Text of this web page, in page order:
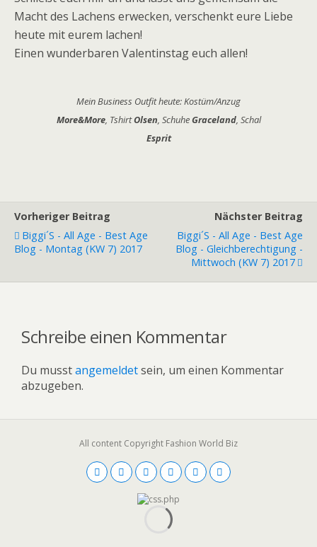
Macht des Lachens erwecken, verschenkt eure Liebe
heute mit eurem lachen!
Einen wunderbaren Valentinstag euch allen!
Mein Business Outfit heute: Kostüm/Anzug
More&More, TshirtOlsen, SchuheGraceland, Schal
Esprit
Vorheriger Beitrag
Biggi´s - All Age - Best Age
Blog - Montag (KW 7) 2017
Nächster Beitrag
Biggi´s - All Age - Best Age
Blog - Gleichberechtigung -
Mittwoch (KW 7) 2017
Schreibe einen Kommentar
Du musstangemeldetsein, um einen Kommentar
abzugeben.
All content Copyright Fashion World Biz